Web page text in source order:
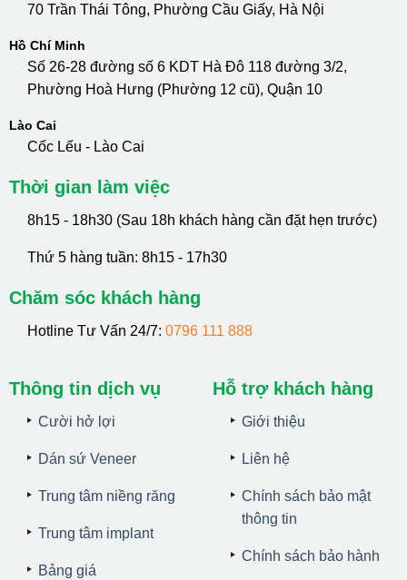
70 Trần Thái Tông, Phường Cầu Giấy, Hà Nội
Hồ Chí Minh
Số 26-28 đường số 6 KDT Hà Đô 118 đường 3/2,
Phường Hoà Hưng (Phường 12 cũ), Quận 10
Lào Cai
Cốc Lếu - Lào Cai
Thời gian làm việc
8h15 - 18h30 (Sau 18h khách hàng cần đặt hẹn trước)
Thứ 5 hàng tuần: 8h15 - 17h30
Chăm sóc khách hàng
Hotline Tư Vấn 24/7: 0796 111 888
Thông tin dịch vụ
Cười hở lợi
Dán sứ Veneer
Trung tâm niềng răng
Trung tâm implant
Bảng giá
Hỗ trợ khách hàng
Giới thiệu
Liên hệ
Chính sách bảo mật
thông tin
Chính sách bảo hành